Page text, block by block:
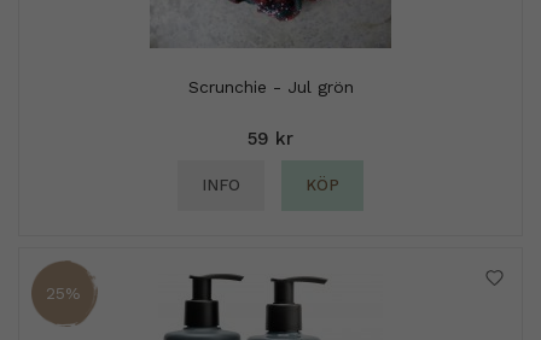
Scrunchie - Jul grön
59 kr
INFO KÖP
25%